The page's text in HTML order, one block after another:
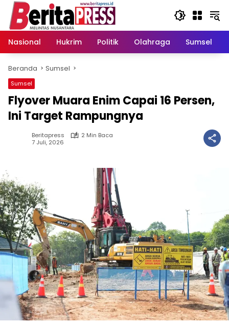
Langsung
konten
Nasional
Hukrim Politik Olahraga Sumsel
Beranda Sumsel
Sumsel
Flyover Muara Enim Capai 16 Persen,
Ini Target Rampungnya
Beritapress
2 Min Baca
7 Juli, 2026